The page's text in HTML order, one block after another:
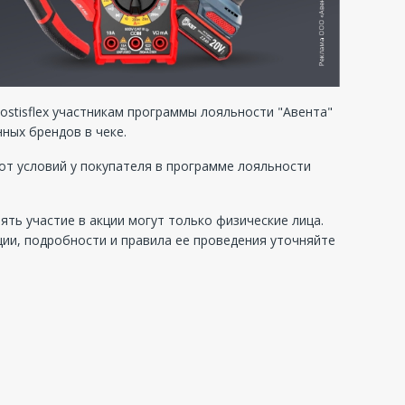
участникам программы лояльности "Авента"
брендов в чеке.
условий у покупателя в программе лояльности
участие в акции могут только физические лица.
подробности и правила ее проведения уточняйте